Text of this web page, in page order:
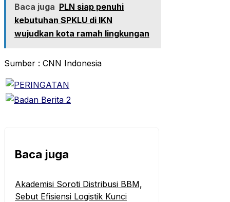
Baca juga PLN siap penuhi
kebutuhan SPKLU di IKN
wujudkan kota ramah lingkungan
Sumber : CNN Indonesia
Baca juga
‎Akademisi Soroti Distribusi BBM,
Sebut Efisiensi Logistik Kunci